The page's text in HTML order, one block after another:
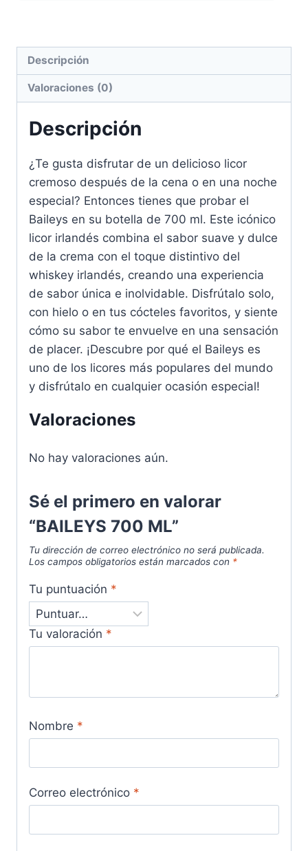
Descripción
Valoraciones (0)
Descripción
¿Te gusta disfrutar de un delicioso licor
cremoso después de la cena o en una noche
especial? Entonces tienes que probar el
Baileys en su botella de 700 ml. Este icónico
licor irlandés combina el sabor suave y dulce
de la crema con el toque distintivo del
whiskey irlandés, creando una experiencia
de sabor única e inolvidable. Disfrútalo solo,
con hielo o en tus cócteles favoritos, y siente
cómo su sabor te envuelve en una sensación
de placer. ¡Descubre por qué el Baileys es
uno de los licores más populares del mundo
y disfrútalo en cualquier ocasión especial!
Valoraciones
No hay valoraciones aún.
Sé el primero en valorar
“BAILEYS 700 ML”
Tu dirección de correo electrónico no será publicada.
Los campos obligatorios están marcados con *
Tu puntuación *
Tu valoración *
Nombre *
Correo electrónico *